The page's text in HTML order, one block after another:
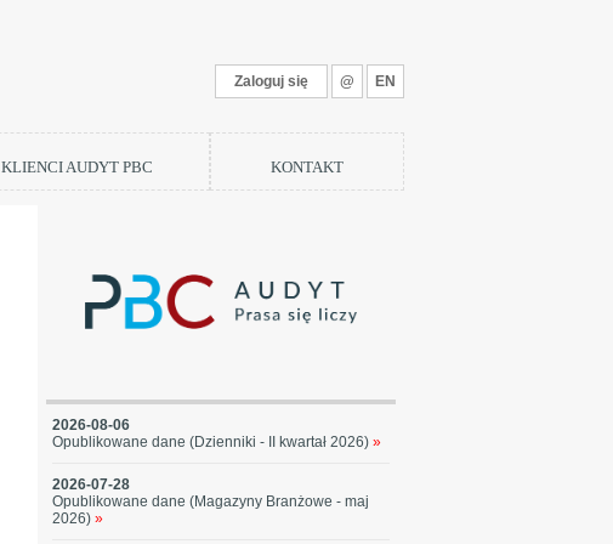
Zaloguj się @ EN
KLIENCI AUDYT PBC KONTAKT
2026-08-06
Opublikowane dane (Dzienniki - II kwartał 2026) »
2026-07-28
Opublikowane dane (Magazyny Branżowe - maj
2026) »